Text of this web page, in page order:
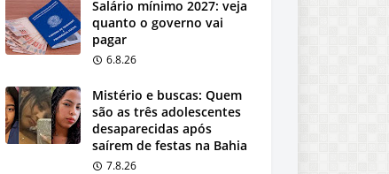
Salário mínimo 2027: veja
quanto o governo vai
pagar
6.8.26
Mistério e buscas: Quem
são as três adolescentes
desaparecidas após
saírem de festas na Bahia
7.8.26